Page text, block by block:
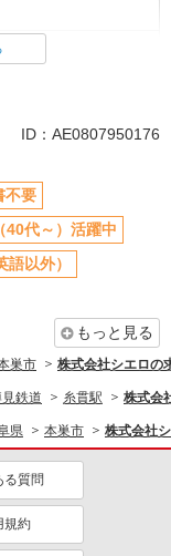
ID：AE0807950176
不要
40代～）活躍中
以外）
もっと見る
巣市 株式会社シエロの
鉄道 糸貫駅 株式会
県 本巣市 株式会社
る質問
規約